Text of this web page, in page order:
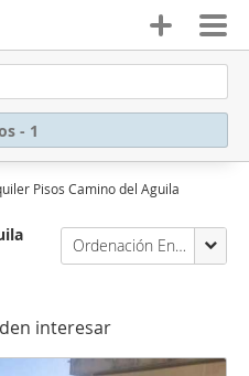
- 1
Pisos Camino del Aguila
Ordenación Enalquiler
interesar